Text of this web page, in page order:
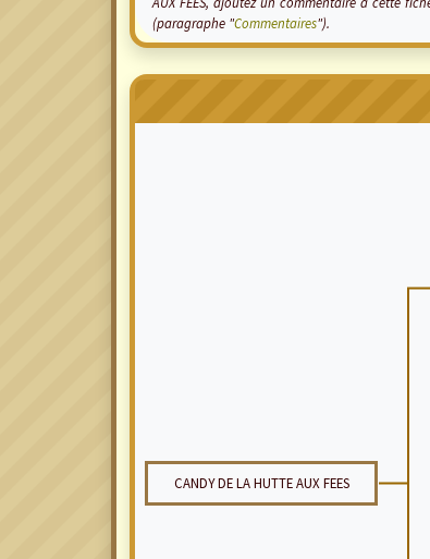
(paragraphe "Commentaires").
CANDY DE LA HUTTE AUX FEES